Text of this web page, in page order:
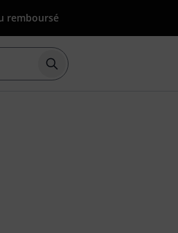
remboursé
Démarrer la recherche